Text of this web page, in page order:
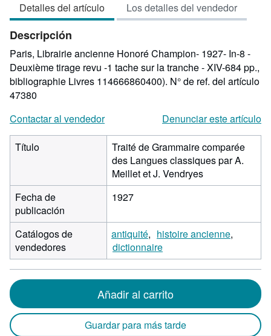
de
5
Detalles del artículo Los detalles del vendedor
Descripción
Paris, Librairie ancienne Honoré Champion- 1927- In-8 -
Deuxième tirage revu -1 tache sur la tranche - XIV-684 pp.,
bibliographie Livres 114666860400). N° de ref. del artículo
47380
Contactar al vendedor
Denunciar este artículo
Título
Traité de Grammaire comparée
des Langues classiques par A.
Meillet et J. Vendryes
Fecha de
publicación
1927
Catálogos de
vendedores
antiquité
histoire ancienne
dictionnaire
Añadir al carrito
Guardar para más tarde